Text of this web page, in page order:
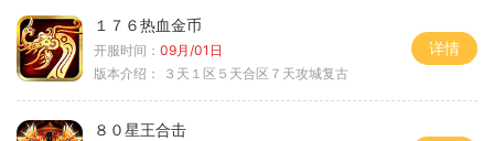
１７６热血金币
开服时间： 09月/01日
版本介绍：
３天１区５天合区７天攻城复古
详情
８０星王合击